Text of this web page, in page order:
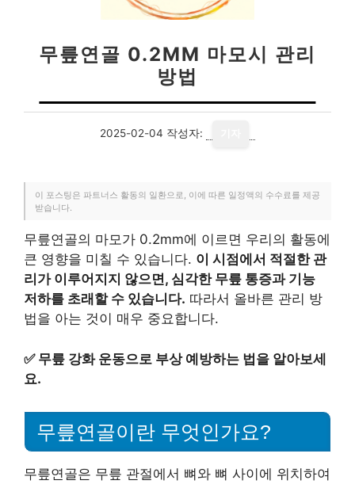
무릎연골 0.2MM 마모시 관리
방법
2025-02-04 작성자:
이 포스팅은 파트너스 활동의 일환으로, 이에 따른 일정액의 수수료를 제공
받습니다.
무릎연골의 마모가 0.2mm에 이르면 우리의 활동에
큰 영향을 미칠 수 있습니다. 이 시점에서 적절한 관
리가 이루어지지 않으면, 심각한 무릎 통증과 기능
저하를 초래할 수 있습니다. 따라서 올바른 관리 방
법을 아는 것이 매우 중요합니다.
✅ 무릎 강화 운동으로 부상 예방하는 법을 알아보세
요.
무릎연골이란 무엇인가요?
무릎연골은 무릎 관절에서 뼈와 뼈 사이에 위치하여